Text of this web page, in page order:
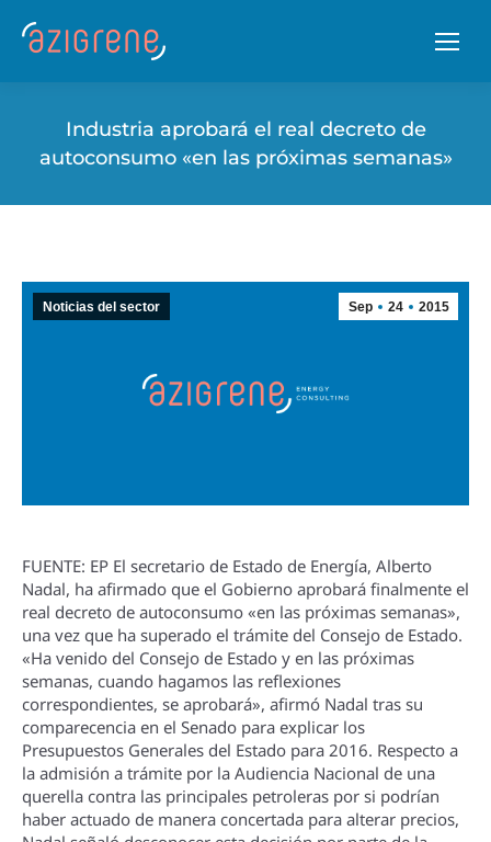
Industria aprobará el real decreto de
autoconsumo «en las próximas semanas»
Sep 24 2015
Noticias del sector
FUENTE: EP El secretario de Estado de Energí­a, Alberto
Nadal, ha afirmado que el Gobierno aprobará finalmente el
real decreto de autoconsumo «en las próximas semanas»,
una vez que ha superado el trámite del Consejo de Estado.
«Ha venido del Consejo de Estado y en las próximas
semanas, cuando hagamos las reflexiones
correspondientes, se aprobará», afirmó Nadal tras su
comparecencia en el Senado para explicar los
Presupuestos Generales del Estado para 2016. Respecto a
la admisión a trámite por la Audiencia Nacional de una
querella contra las principales petroleras por si podrí­an
haber actuado de manera concertada para alterar precios,